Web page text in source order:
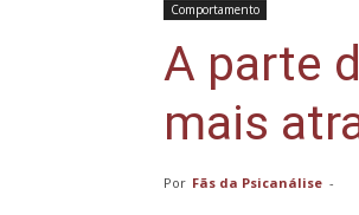
Comportamento
A parte
mais
Por Fãs da Psicanálise -